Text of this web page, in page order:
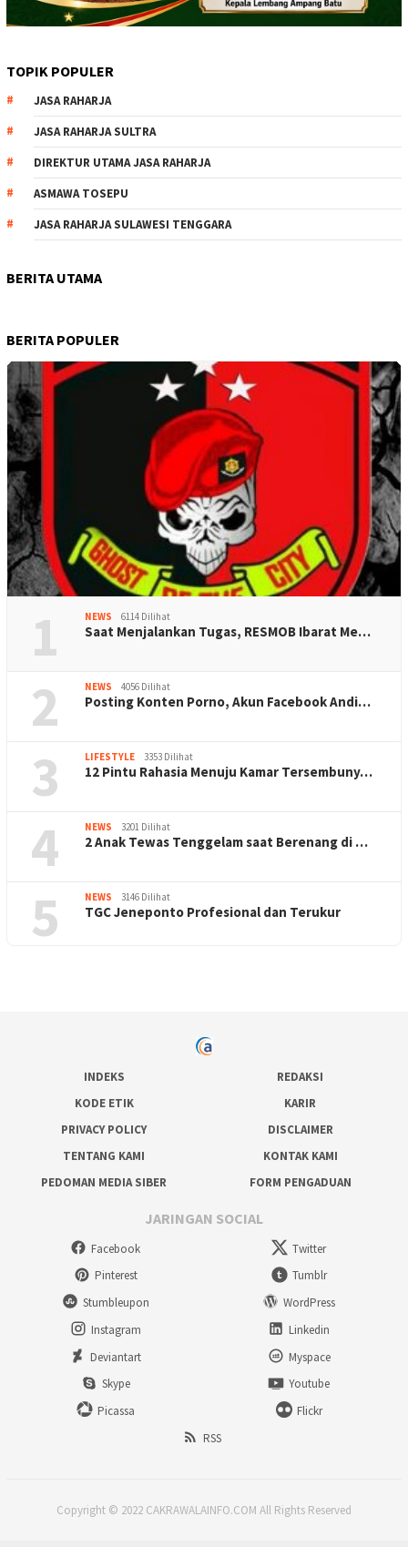
TOPIK POPULER
JASA RAHARJA
JASA RAHARJA SULTRA
DIREKTUR UTAMA JASA RAHARJA
ASMAWA TOSEPU
JASA RAHARJA SULAWESI TENGGARA
BERITA UTAMA
BERITA POPULER
1 NEWS 6114 Dilihat
Saat Menjalankan Tugas, RESMOB Ibarat Me…
2 NEWS 4056 Dilihat
Posting Konten Porno, Akun Facebook Andi…
3 LIFESTYLE 3353 Dilihat
12 Pintu Rahasia Menuju Kamar Tersembuny…
4 NEWS 3201 Dilihat
2 Anak Tewas Tenggelam saat Berenang di …
5 NEWS 3146 Dilihat
TGC Jeneponto Profesional dan Terukur
INDEKS
REDAKSI
KODE ETIK
KARIR
PRIVACY POLICY
DISCLAIMER
TENTANG KAMI
KONTAK KAMI
PEDOMAN MEDIA SIBER
FORM PENGADUAN
JARINGAN SOCIAL
Facebook
Twitter
Pinterest
Tumblr
Stumbleupon
WordPress
Instagram
Linkedin
Deviantart
Myspace
Skype
Youtube
Picassa
Flickr
RSS
Copyright © 2022 CAKRAWALAINFO.COM All Rights Reserved